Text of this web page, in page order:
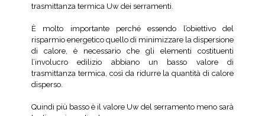
trasmittanza termica Uw dei serramenti.
È molto importante perché essendo l’obiettivo del
risparmio energetico quello di minimizzare la dispersione
di calore, è necessario che gli elementi costituenti
l’involucro edilizio abbiano un basso valore di
trasmittanza termica, così da ridurre la quantità di calore
disperso.
Quindi più basso è il valore Uw del serramento meno sarà